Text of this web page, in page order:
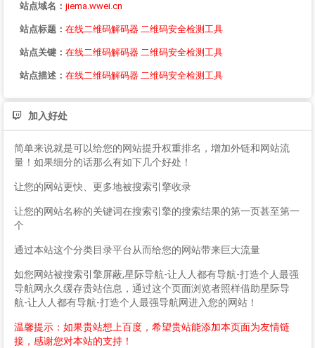
站点域名： jiema.wwei.cn
站点标题： 在线二维码解码器 二维码安全检测工具
站点关键： 在线二维码解码器 二维码安全检测工具
站点描述： 在线二维码解码器 二维码安全检测工具
加入好处
简单来说就是可以给您的网站提升权重排名，增加外链和网站流
量！如果细分的话那么有如下几个好处！
让您的网站更快、更多地被搜索引擎收录
让您的网站名称的关键词在搜索引擎的搜索结果的第一页甚至第一
个
通过本站这个分类目录平台从而给您的网站带来巨大流量
如您网站被搜索引擎屏蔽,星际导航-让人人都有导航-打造个人最强
导航网永久缓存贵站信息，通过这个页面浏览者照样借助星际导
航-让人人都有导航-打造个人最强导航网进入您的网站！
温馨提示：如果贵站想上百度，希望贵站能添加本页面为友情链
接，感谢您对本站的支持！